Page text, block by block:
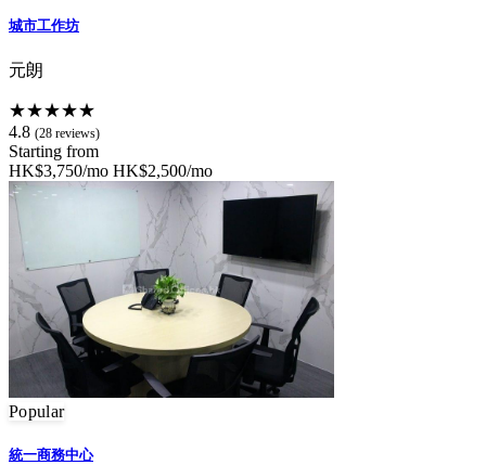
城市工作坊
元朗
★★★★★
4.8 (28 reviews)
Starting from
HK$3,750/mo HK$2,500/mo
Popular
統一商務中心